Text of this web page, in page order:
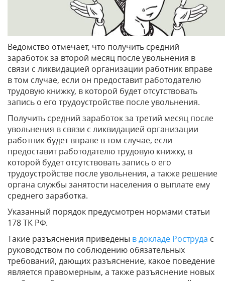
Ведомство отмечает, что получить средний
заработок за второй месяц после увольнения в
связи с ликвидацией организации работник вправе
в том случае, если он предоставит работодателю
трудовую книжку, в которой будет отсутствовать
запись о его трудоустройстве после увольнения.
Получить средний заработок за третий месяц после
увольнения в связи с ликвидацией организации
работник будет вправе в том случае, если
предоставит работодателю трудовую книжку, в
которой будет отсутствовать запись о его
трудоустройстве после увольнения, а также решение
органа службы занятости населения о выплате ему
среднего заработка.
Указанный порядок предусмотрен нормами статьи
178 ТК РФ.
Такие разъяснения приведены в докладе Роструда с
руководством по соблюдению обязательных
требований, дающих разъяснение, какое поведение
является правомерным, а также разъяснение новых